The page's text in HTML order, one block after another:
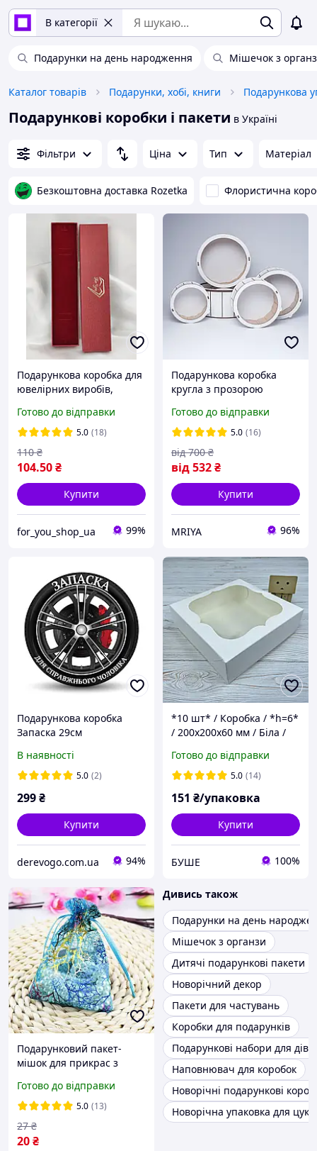
В категорії
Подарунки на день народження Мішечок з
Каталог товарів Подарунки, хобі, книги Подарункова
Подарункові коробки і пакети в Україні
Фільтри Ціна Тип Матеріал
Безкоштовна доставка Rozetka Флористична
Подарункова коробка для
ювелірних виробів,
ланцюжок
Готово до відправки
5.0 (18)
104.50₴
110 ₴
Купити
for_you_shop_ua 99%
Подарункова коробка
кругла з прозорою
Готово до відправки
5.0 (16)
від532₴
від 700 ₴
Купити
MRIYA 96%
Подарункова коробка
Запаска 29см
В наявності
5.0 (2)
299₴
Купити
derevogo.com.ua 94%
*10 шт* / Коробка / *h=6*
/ 200х200х60 мм / Біла /
Готово до відправки
5.0 (14)
151 ₴/упаковка
Купити
БУШЕ 100%
Подарунковий пакет-
мішок для прикрас з
(блакитний)
Готово до відправки
5.0 (13)
20₴
27 ₴
Дивись також
Подарунки на день
Мішечок з органзи
Дитячі подарункові пакети
Новорічний декор
Пакети для частувань
Коробки для подарунків
Подарункові набори для
Наповнювач для коробок
Новорічні подарункові
Новорічна упаковка для